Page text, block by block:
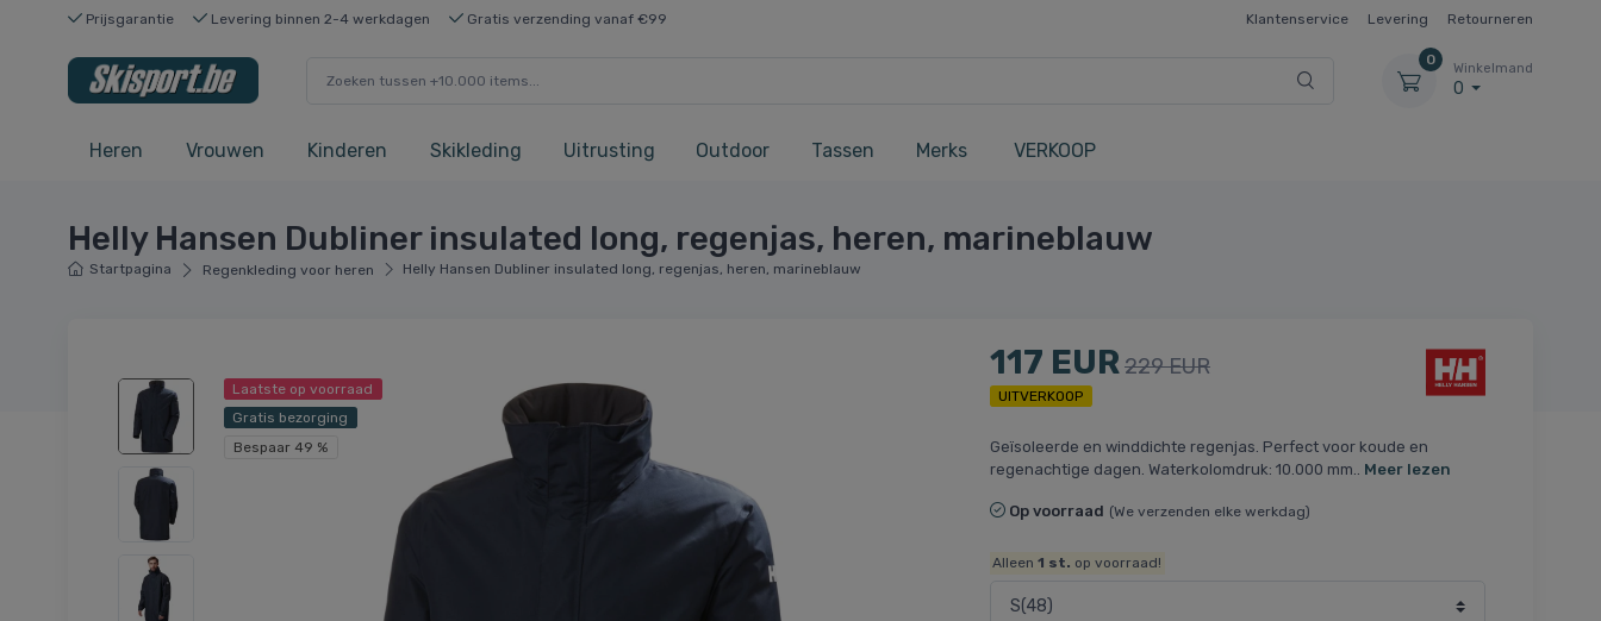
Prijsgarantie Levering binnen 2-4 werkdagen Gratis verzending vanaf €99 Klantenservice Levering Retourneren
0
Winkelmand
0
Heren Vrouwen Kinderen Skikleding Uitrusting Outdoor Tassen Merks VERKOOP
Helly Hansen Dubliner insulated long, regenjas, heren, marineblauw
Startpagina Regenkleding voor heren Helly Hansen Dubliner insulated long, regenjas, heren, marineblauw
Laatste op voorraad
Gratis bezorging
Bespaar 49 %
117 EUR229 EUR
UITVERKOOP
Geïsoleerde en winddichte regenjas. Perfect voor koude en
regenachtige dagen. Waterkolomdruk: 10.000 mm.. Meer lezen
Op voorraad (We verzenden elke werkdag)
Alleen1 st. op voorraad!